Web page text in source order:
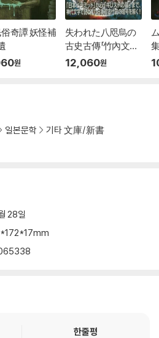
奇譚 妖怪補
원
失われた八咫烏の
古史古傳「竹內文書」
の謎
12,060원
일본문학
기타 文庫/新書
28일
한줄평